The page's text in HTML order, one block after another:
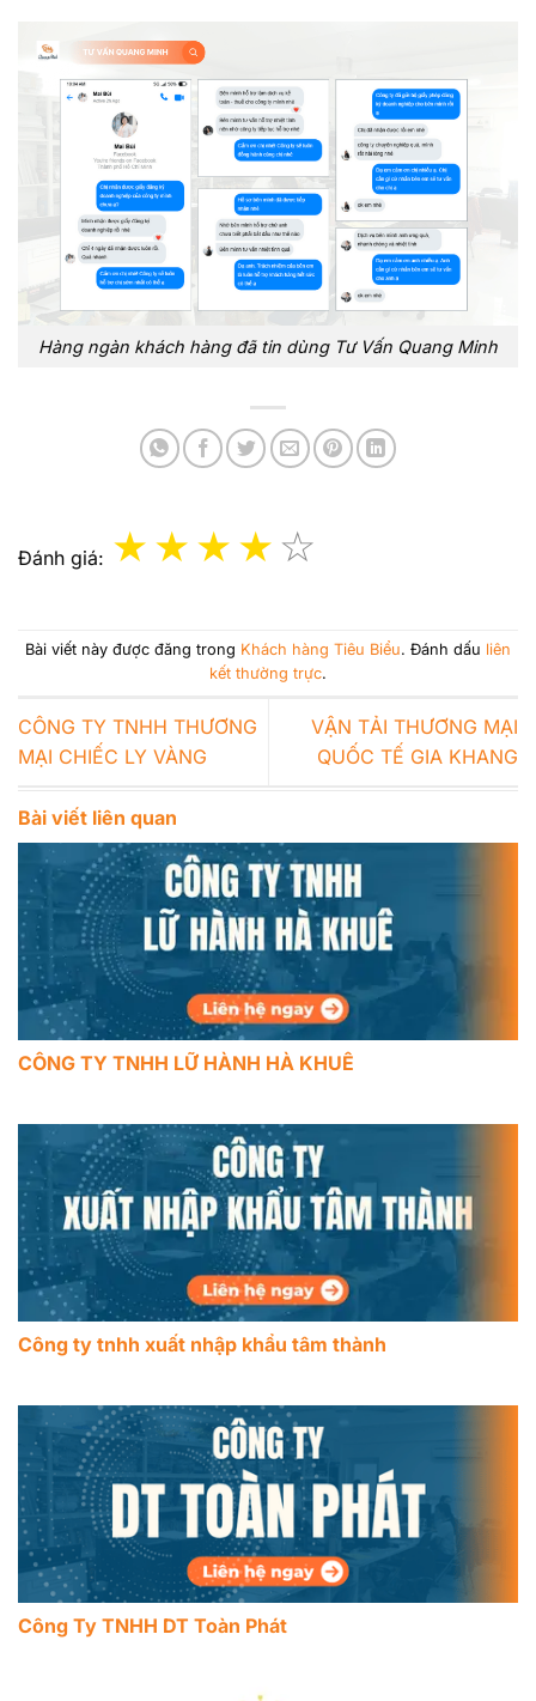
Hàng ngàn khách hàng đã tin dùng Tư Vấn Quang Minh
Đánh giá:
Bài viết này được đăng trong Khách hàng Tiêu Biểu. Đánh dấu liên
kết thường trực.
CÔNG TY TNHH THƯƠNG
MẠI CHIẾC LY VÀNG
VẬN TẢI THƯƠNG MẠI
QUỐC TẾ GIA KHANG
Bài viết liên quan
CÔNG TY TNHH LỮ HÀNH HÀ KHUÊ
Công ty tnhh xuất nhập khẩu tâm thành
Công Ty TNHH DT Toàn Phát